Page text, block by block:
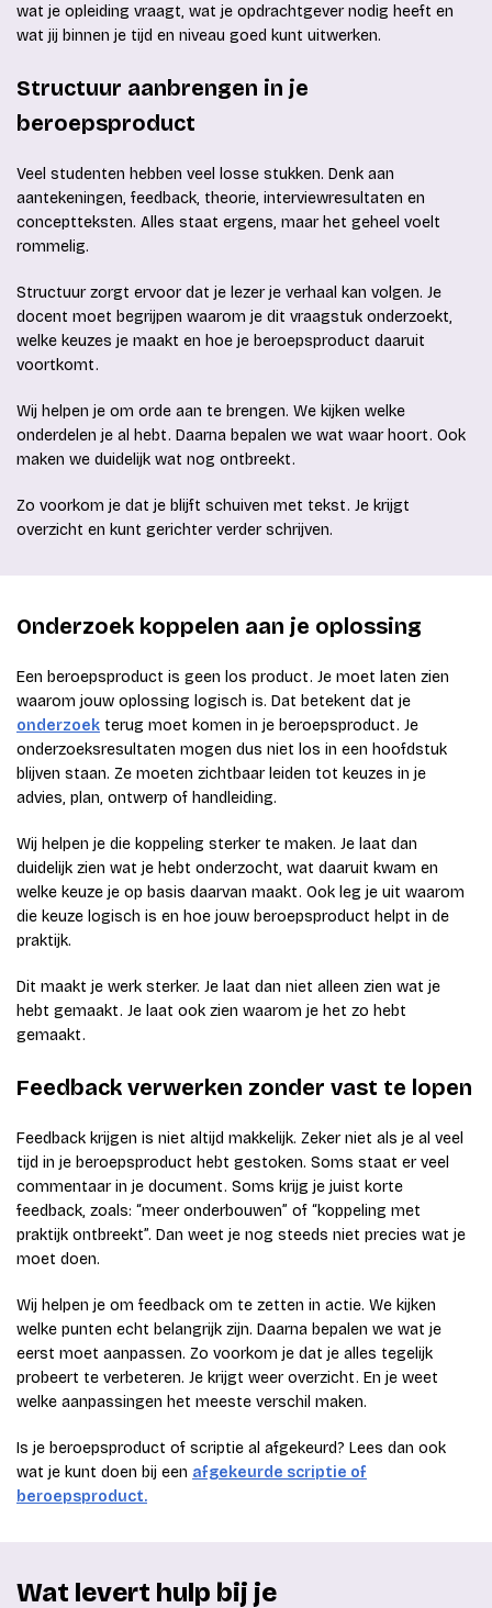
wat je opleiding vraagt, wat je opdrachtgever nodig heeft en
wat jij binnen je tijd en niveau goed kunt uitwerken.
Structuur aanbrengen in je
beroepsproduct
Veel studenten hebben veel losse stukken. Denk aan
aantekeningen, feedback, theorie, interviewresultaten en
conceptteksten. Alles staat ergens, maar het geheel voelt
rommelig.
Structuur zorgt ervoor dat je lezer je verhaal kan volgen. Je
docent moet begrijpen waarom je dit vraagstuk onderzoekt,
welke keuzes je maakt en hoe je beroepsproduct daaruit
voortkomt.
Wij helpen je om orde aan te brengen. We kijken welke
onderdelen je al hebt. Daarna bepalen we wat waar hoort. Ook
maken we duidelijk wat nog ontbreekt.
Zo voorkom je dat je blijft schuiven met tekst. Je krijgt
overzicht en kunt gerichter verder schrijven.
Onderzoek koppelen aan je oplossing
Een beroepsproduct is geen los product. Je moet laten zien
waarom jouw oplossing logisch is. Dat betekent dat je
onderzoek terug moet komen in je beroepsproduct. Je
onderzoeksresultaten mogen dus niet los in een hoofdstuk
blijven staan. Ze moeten zichtbaar leiden tot keuzes in je
advies, plan, ontwerp of handleiding.
Wij helpen je die koppeling sterker te maken. Je laat dan
duidelijk zien wat je hebt onderzocht, wat daaruit kwam en
welke keuze je op basis daarvan maakt. Ook leg je uit waarom
die keuze logisch is en hoe jouw beroepsproduct helpt in de
praktijk.
Dit maakt je werk sterker. Je laat dan niet alleen zien wat je
hebt gemaakt. Je laat ook zien waarom je het zo hebt
gemaakt.
Feedback verwerken zonder vast te lopen
Feedback krijgen is niet altijd makkelijk. Zeker niet als je al veel
tijd in je beroepsproduct hebt gestoken. Soms staat er veel
commentaar in je document. Soms krijg je juist korte
feedback, zoals: “meer onderbouwen” of “koppeling met
praktijk ontbreekt”. Dan weet je nog steeds niet precies wat je
moet doen.
Wij helpen je om feedback om te zetten in actie. We kijken
welke punten echt belangrijk zijn. Daarna bepalen we wat je
eerst moet aanpassen. Zo voorkom je dat je alles tegelijk
probeert te verbeteren. Je krijgt weer overzicht. En je weet
welke aanpassingen het meeste verschil maken.
Is je beroepsproduct of scriptie al afgekeurd? Lees dan ook
wat je kunt doen bij een afgekeurde scriptie of
beroepsproduct.
Wat levert hulp bij je